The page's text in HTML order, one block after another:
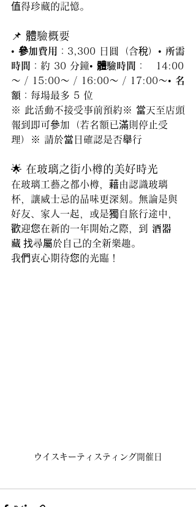
值得珍藏的記憶。
📌 體驗概要
• 參加費用 ：3,300 日圓（含稅）• 所需
時間 ：約 30 分鐘• 體驗時間 ：　14:00
〜 / 15:00〜 / 16:00〜 / 17:00〜• 名
額 ：每場最多 5 位
※ 此活動不接受事前預約※ 當天至店頭
報到即可參加（若名額已滿則停止受
理）※ 請於當日確認是否舉行
🌟 在玻璃之街小樽的美好時光
在玻璃工藝之都小樽，藉由認識玻璃
杯，讓威士忌的品味更深刻。無論是與
好友、家人一起，或是獨自旅行途中，
歡迎您在新的一年開始之際，到 酒器
藏 找尋屬於自己的全新樂趣。
我們衷心期待您的光臨！
ウイスキーティスティング開催日